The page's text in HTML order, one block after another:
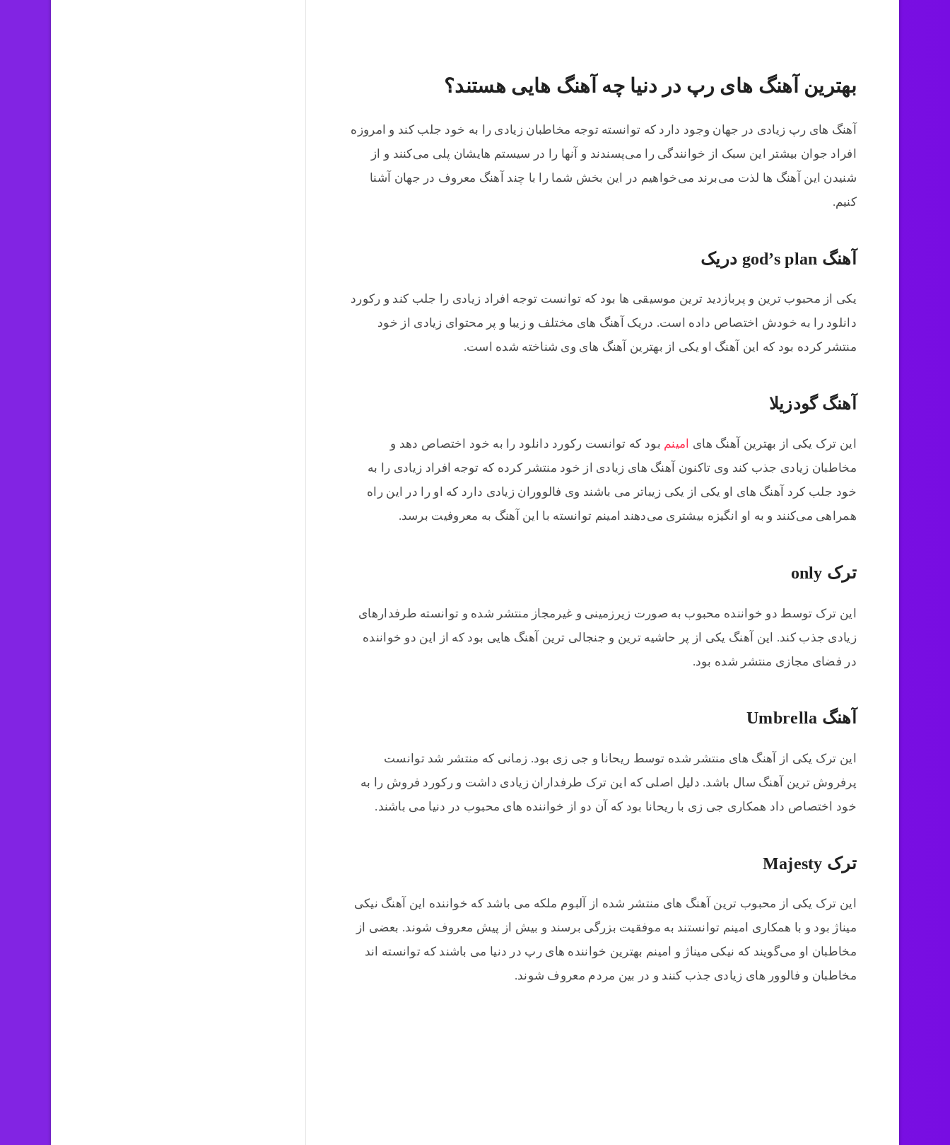
بهترین آهنگ های رپ در دنیا چه آهنگ هایی هستند؟
آهنگ های رپ زیادی در جهان وجود دارد که توانسته توجه مخاطبان زیادی را به خود جلب کند و امروزه
افراد جوان بیشتر این سبک از خوانندگی را می‌پسندند و آنها را در سیستم هایشان پلی می‌کنند و از
شنیدن این آهنگ ها لذت می‌برند می‌خواهیم در این بخش شما را با چند آهنگ معروف در جهان آشنا
کنیم.
آهنگ god’s plan دریک
یکی از محبوب ترین و پربازدید ترین موسیقی ها بود که توانست توجه افراد زیادی را جلب کند و رکورد
دانلود را به خودش اختصاص داده است. دریک آهنگ های مختلف و زیبا و پر محتوای زیادی از خود
منتشر کرده بود که این آهنگ او یکی از بهترین آهنگ های وی شناخته شده است.
آهنگ گودزیلا
این ترک یکی از بهترین آهنگ های امینم بود که توانست رکورد دانلود را به خود اختصاص دهد و
مخاطبان زیادی جذب کند وی تاکنون آهنگ های زیادی از خود منتشر کرده که توجه افراد زیادی را به
خود جلب کرد آهنگ های او یکی از یکی زیباتر می باشند وی فالووران زیادی دارد که او را در این راه
همراهی می‌کنند و به او انگیزه بیشتری می‌دهند امینم توانسته با این آهنگ به معروفیت برسد.
ترک only
این ترک توسط دو خواننده محبوب به صورت زیرزمینی و غیرمجاز منتشر شده و توانسته طرفدارهای
زیادی جذب کند. این آهنگ یکی از پر حاشیه ترین و جنجالی ترین آهنگ هایی بود که از این دو خواننده
در فضای مجازی منتشر شده بود.
آهنگ Umbrella
این ترک یکی از آهنگ های منتشر شده توسط ریحانا و جی زی بود. زمانی که منتشر شد توانست
پرفروش ترین آهنگ سال باشد. دلیل اصلی که این ترک طرفداران زیادی داشت و رکورد فروش را به
خود اختصاص داد همکاری جی زی با ریحانا بود که آن دو از خواننده های محبوب در دنیا می باشند.
ترک Majesty
این ترک یکی از محبوب ترین آهنگ های منتشر شده از آلبوم ملکه می باشد که خواننده این آهنگ نیکی
میناژ بود و با همکاری امینم توانستند به موفقیت بزرگی برسند و بیش از پیش معروف شوند. بعضی از
مخاطبان او می‌گویند که نیکی میناژ و امینم بهترین خواننده های رپ در دنیا می باشند که توانسته اند
مخاطبان و فالوور های زیادی جذب کنند و در بین مردم معروف شوند.